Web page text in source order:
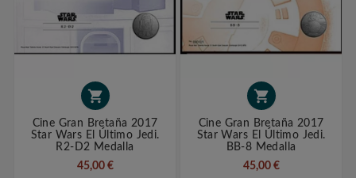

Cine Gran Bretaña 2017
Star Wars El Último Jedi.
R2-D2 Medalla
45,00 €

Cine Gran Bretaña 2017
Star Wars El Último Jedi.
BB-8 Medalla
45,00 €